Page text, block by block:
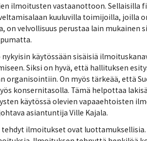
ilmoitusten vastaanottoon. Sellaisilla
kuuluvilla toimijoilla, joilla
on velvollisuus perustaa lain mukainen
käytössään sisäisiä
Siksi on hyvä, että hallituksen
organisointiin. On myös tärkeää, että
konsernitasolla. Tämä helpottaa
käytössä olevien vapaaehtoisten
asiantuntija Ville Kajala.
ilmoitukset ovat luottamuksellisia.